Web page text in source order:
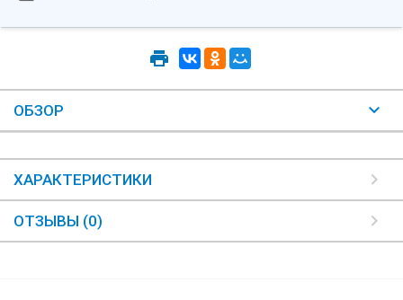
ОБЗОР
ХАРАКТЕРИСТИКИ
ОТЗЫВЫ (0)